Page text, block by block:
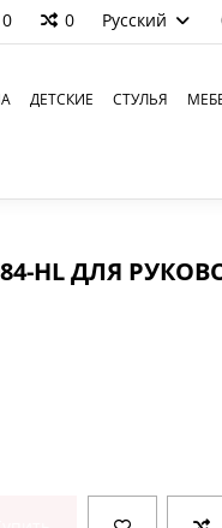
0 0 Русский
ДЕТСКИЕ СТУЛЬЯ
HL ДЛЯ